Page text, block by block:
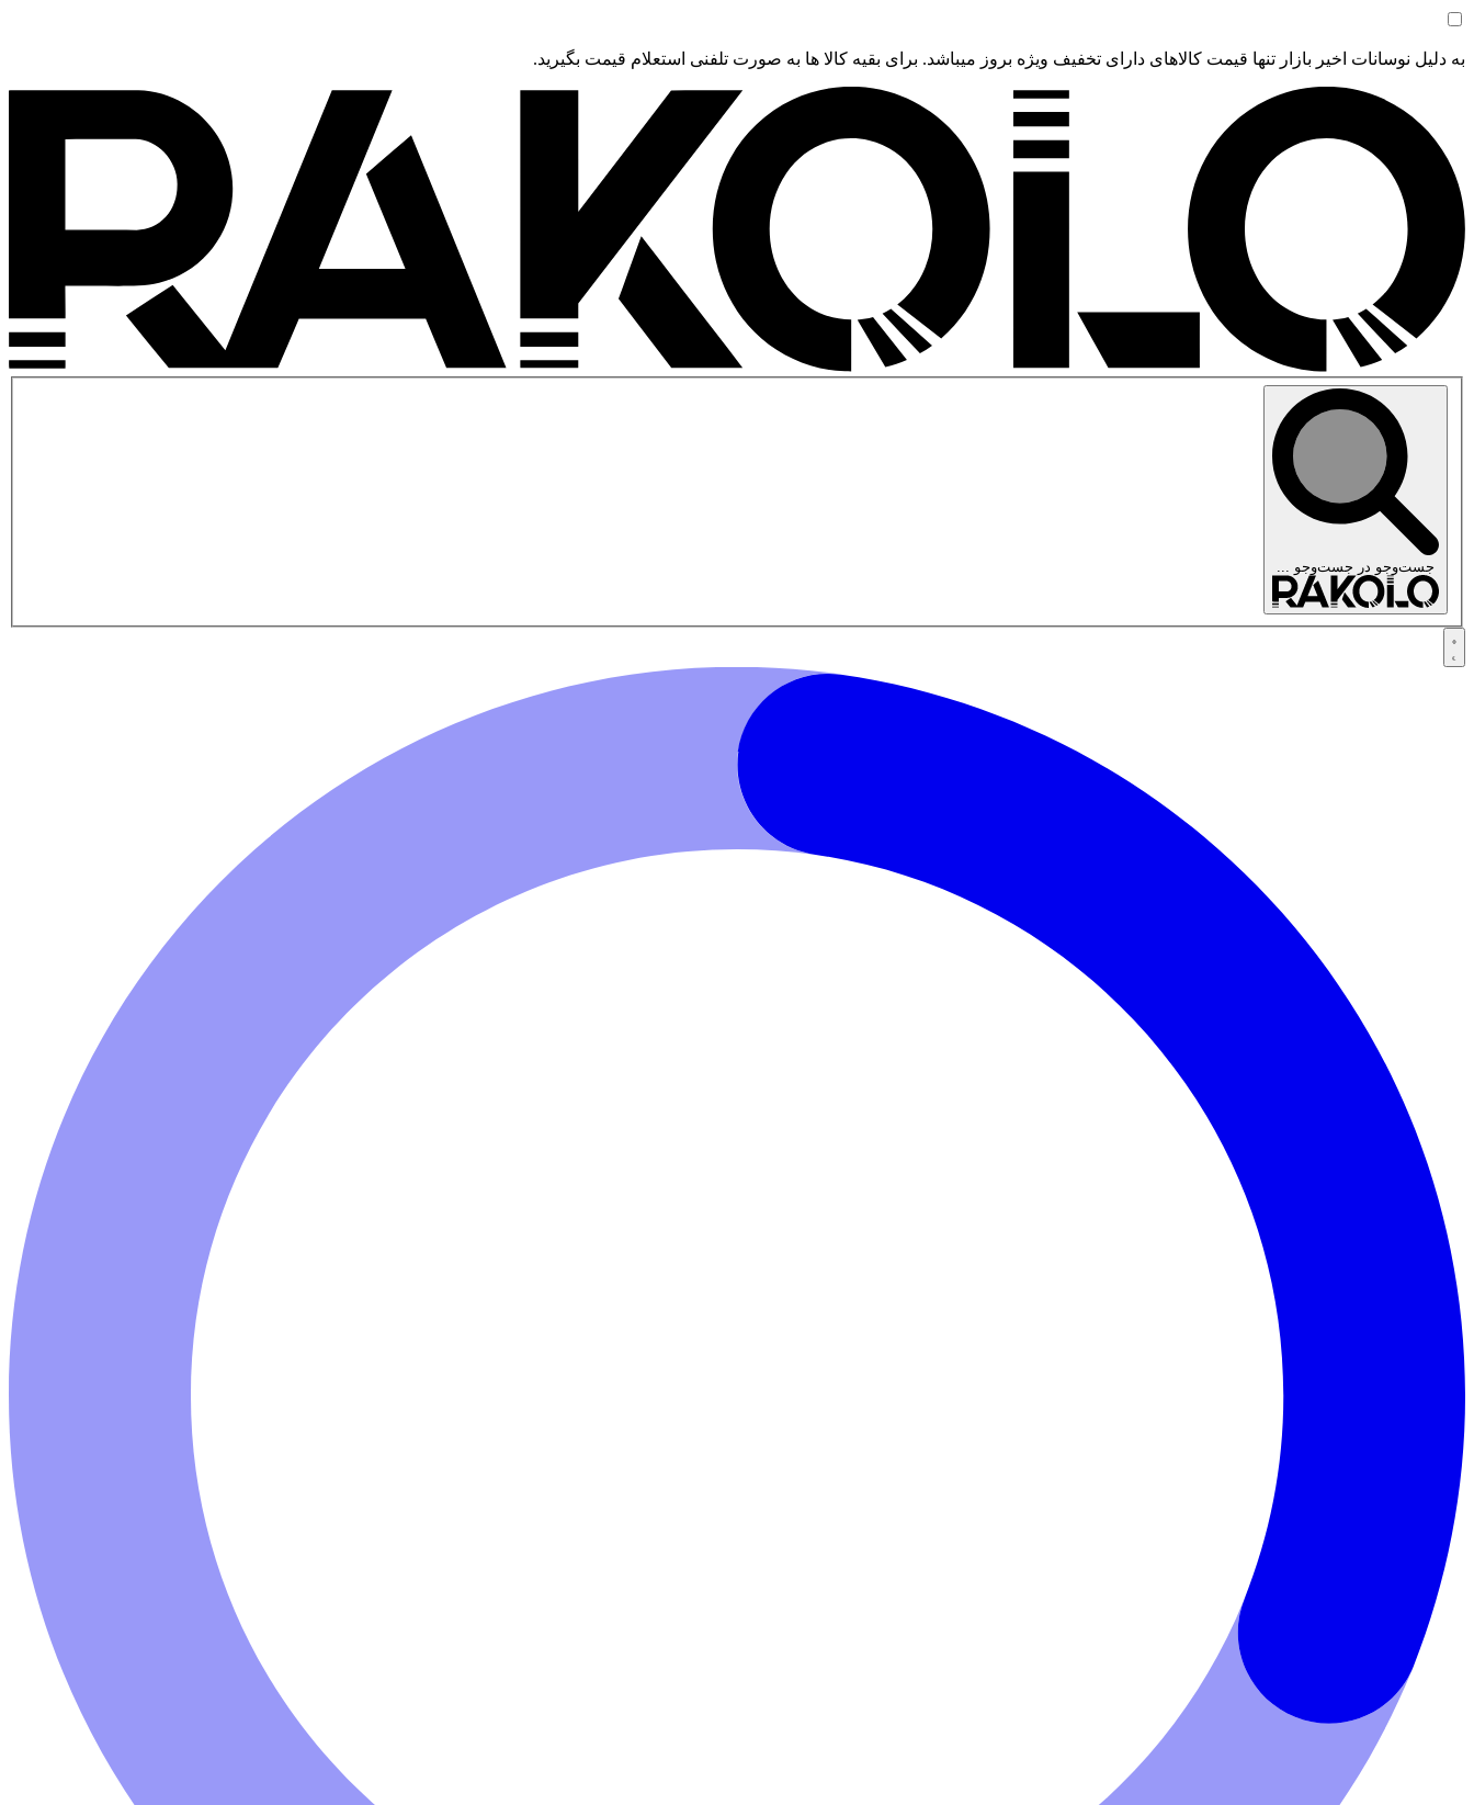
به دلیل نوسانات اخیر بازار تنها قیمت کالاهای دارای تخفیف ویژه بروز میباشد. برای بقیه کالا ها به صورت تلفنی استعلام قیمت بگیرید.
جست‌وجو در جست‌وجو ...